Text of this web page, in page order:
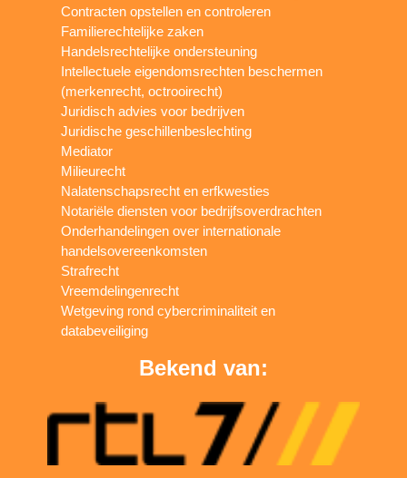
Contracten opstellen en controleren
Familierechtelijke zaken
Handelsrechtelijke ondersteuning
Intellectuele eigendomsrechten beschermen
(merkenrecht, octrooirecht)
Juridisch advies voor bedrijven
Juridische geschillenbeslechting
Mediator
Milieurecht
Nalatenschapsrecht en erfkwesties
Notariële diensten voor bedrijfsoverdrachten
Onderhandelingen over internationale
handelsovereenkomsten
Strafrecht
Vreemdelingenrecht
Wetgeving rond cybercriminaliteit en
databeveiliging
Bekend van: